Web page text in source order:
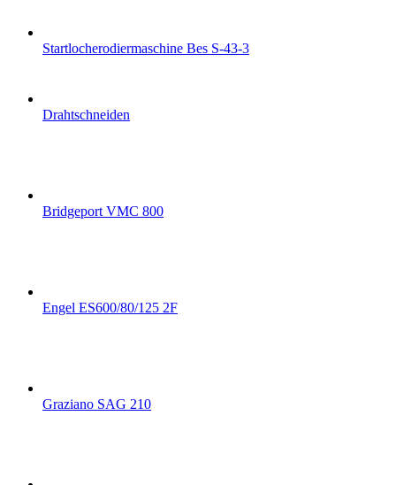
Startlocherodiermaschine Bes S-43-3
Drahtschneiden
Bridgeport VMC 800
Engel ES600/80/125 2F
Graziano SAG 210